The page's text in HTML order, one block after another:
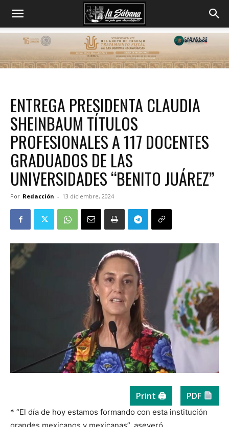
ENTREGA PRESIDENTA CLAUDIA
SHEINBAUM TÍTULOS
PROFESIONALES A 117 DOCENTES
GRADUADOS DE LAS
UNIVERSIDADES “BENITO JUÁREZ”
Por Redacción - 13 diciembre, 2024
Print 🖨 PDF
* “El día de hoy estamos formando con esta institución